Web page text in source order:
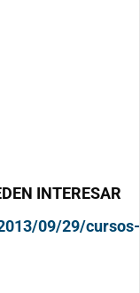
INTERESAR
09/29/cursos-